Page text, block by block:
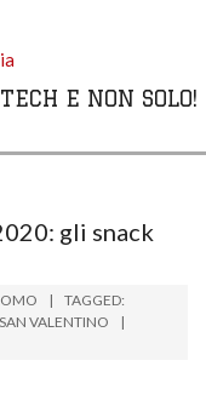
E NON SOLO!
gli snack
TAGGED:
SAN VALENTINO